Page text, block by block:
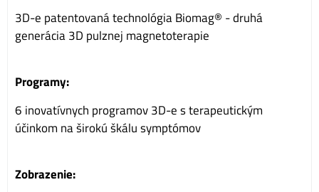
3D-e patentovaná technológia Biomag® - druhá
generácia 3D pulznej magnetoterapie
Programy:
6 inovatívnych programov 3D-e s terapeutickým
účinkom na širokú škálu symptómov
Zobrazenie: